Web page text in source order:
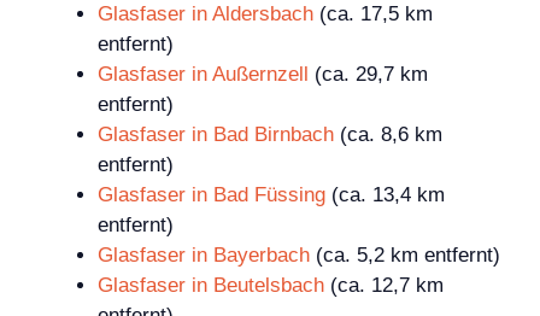
Glasfaser in Aldersbach (ca. 17,5 km
entfernt)
Glasfaser in Außernzell
(ca. 29,7 km
entfernt)
Glasfaser in Bad Birnbach (ca. 8,6 km
entfernt)
Glasfaser in Bad Füssing (ca. 13,4 km
entfernt)
Glasfaser in Bayerbach (ca. 5,2 km entfernt)
Glasfaser in Beutelsbach (ca. 12,7 km